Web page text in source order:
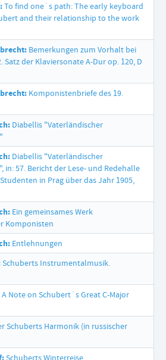
To find one´s path: The early keyboard
and their relationship to the work
Bemerkungen zum Vorhalt bei
Satz der Klaviersonate A-Dur op. 120, D
Komponistenbriefe des 19.
Diabellis "Vaterländischer
Diabellis "Vaterländischer
in: 57. Bericht der Lese- und Redehalle
in Prag über das Jahr 1905,
Ein gemeinsames Werk
Komponisten
Entlehnungen
Schuberts Instrumentalmusik.
A Note on Schubert´s Great C-Major
Schuberts Harmonik (in russischer
Schuberts Winterreise